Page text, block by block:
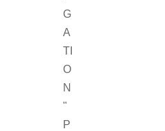
G
A
TI
O
N
"
P